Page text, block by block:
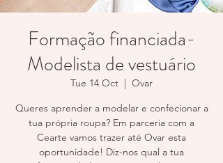
Formação financiada-
Modelista de vestuário
Tue 14 Oct
  |
Ovar
Queres aprender a modelar e confecionar a
tua própria roupa? Em parceria com a
Cearte vamos trazer até Ovar esta
oportunidade! Diz-nos qual a tua